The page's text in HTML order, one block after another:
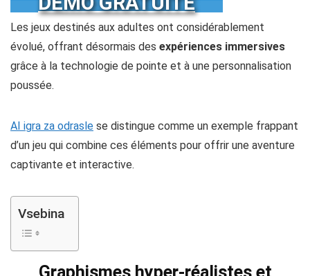
DÉMO GRATUITE
Les jeux destinés aux adultes ont considérablement
évolué, offrant désormais desexpériences immersives
grâce à la technologie de pointe et à une personnalisation
AI igra za odraslese distingue comme un exemple frappant
d’un jeu qui combine ces éléments pour offrir une aventure
Vsebina